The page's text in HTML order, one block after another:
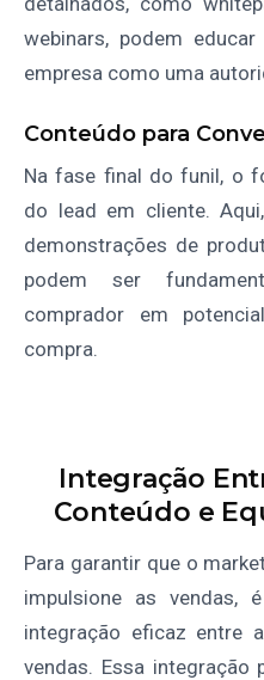
webinars, podem
empresa como uma
Conteúdo para
Na fase final do funil, o
do lead em cliente.
demonstrações de
podem ser
comprador em
compra.
Integração
Conteúdo e
Para garantir que o
impulsione as vendas,
integração eficaz entre
vendas. Essa